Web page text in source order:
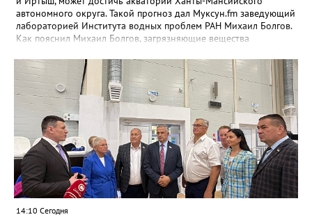
автономного округа. Такой прогноз дал Муксун.fm заведующий
лабораторией Института водных проблем РАН Михаил Болгов.
Как пояснил Михаил Болгов, загрязняющие вещества
на дне и поймах, но полностью остановить их движение
невозможно. В отличие от Днепра или Волги, где есть цепочка
водохранилищ, выступающих естественными фильтрами, на
сибирских реках такой барьер отсутствует. «Все это будет на
поймах откладываться, трансформироваться, потом опять
поступать. Процесс будет растянутым. Загрязнения могут
выпадать на поймах либо идти в растворённом виде или в
виде наносных отложений до самого Ледовитого океана», —
сообщает эксперт. Окончательный масштаб угрозы зависит от
природы загрязнения и способности водоёмов к
самоочищению. Однако уже сейчас понятно: риск достижения
вод ХМАО остаётся высоким.
14:10 Сегодня